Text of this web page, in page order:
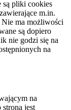
są pliki cookies
m.in.
ma możliwości
są dopiero
nie godzi się na
na
na
jest